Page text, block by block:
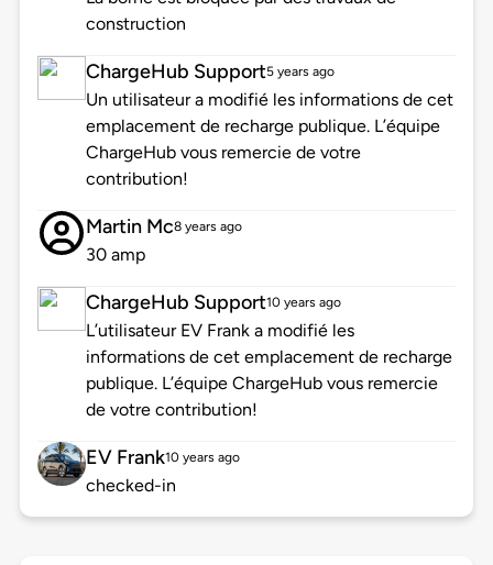
construction
ChargeHub Support5 years ago
Un utilisateur a modifié les informations de cet
emplacement de recharge publique. L’équipe
ChargeHub vous remercie de votre
contribution!
Martin Mc8 years ago
30 amp
ChargeHub Support10 years ago
L’utilisateur EV Frank a modifié les
informations de cet emplacement de recharge
publique. L’équipe ChargeHub vous remercie
de votre contribution!
EV Frank10 years ago
checked-in